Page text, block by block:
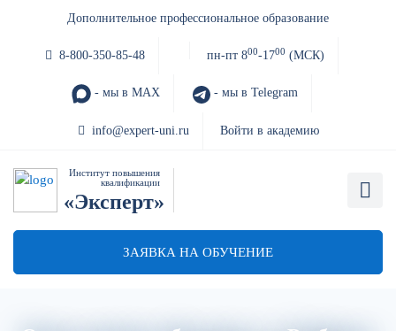
Дополнительное профессиональное образование
8-800-350-85-48 пн-пт 800-1700 (МСК)
- мы в MAX - мы в Telegram
info@expert-uni.ru Войти в академию
Институт повышения
квалификации
«Эксперт»
ЗАЯВКА НА ОБУЧЕНИЕ